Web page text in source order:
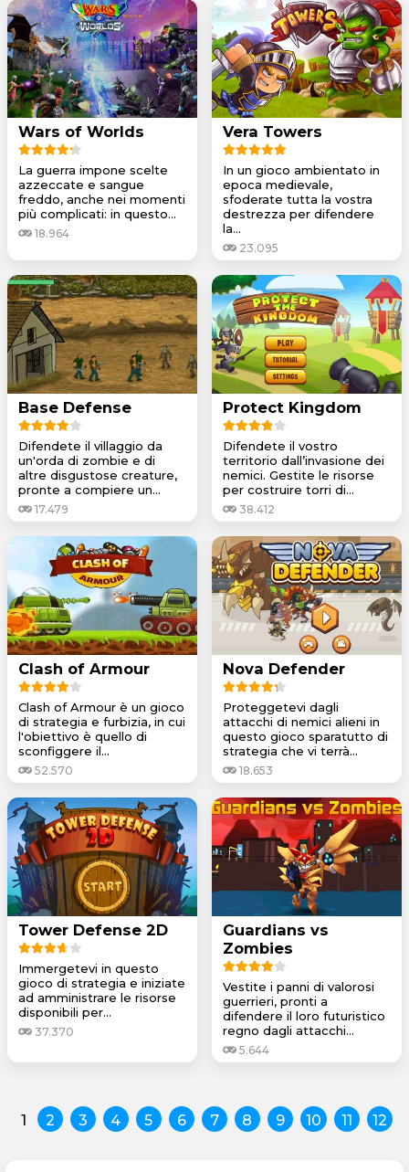
Wars of Worlds
La guerra impone scelte
azzeccate e sangue
freddo, anche nei momenti
più complicati: in questo...
18.964
Vera Towers
In un gioco ambientato in
epoca medievale,
sfoderate tutta la vostra
destrezza per difendere
la...
23.095
Base Defense
Difendete il villaggio da
un'orda di zombie e di
altre disgustose creature,
pronte a compiere un...
17.479
Protect Kingdom
Difendete il vostro
territorio dall’invasione dei
nemici. Gestite le risorse
per costruire torri di...
38.412
Clash of Armour
Clash of Armour è un gioco
di strategia e furbizia, in cui
l'obiettivo è quello di
sconfiggere il...
52.570
Nova Defender
Proteggetevi dagli
attacchi di nemici alieni in
questo gioco sparatutto di
strategia che vi terrà...
18.653
Tower Defense 2D
Immergetevi in questo
gioco di strategia e iniziate
ad amministrare le risorse
disponibili per...
37.370
Guardians vs
Zombies
Vestite i panni di valorosi
guerrieri, pronti a
difendere il loro futuristico
regno dagli attacchi...
5.644
1 2 3 4 5 6 7 8 9 10 11 12